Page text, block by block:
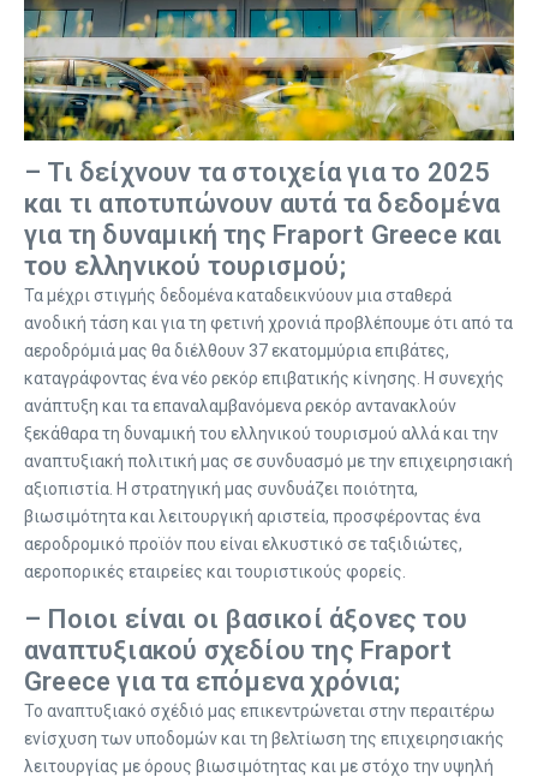
– Τι δείχνουν τα στοιχεία για το 2025
και τι αποτυπώνουν αυτά τα δεδομένα
για τη δυναμική της Fraport Greece και
του ελληνικού τουρισμού;
Τα μέχρι στιγμής δεδομένα καταδεικνύουν μια σταθερά
ανοδική τάση και για τη φετινή χρονιά προβλέπουμε ότι από τα
αεροδρόμιά μας θα διέλθουν 37 εκατομμύρια επιβάτες,
καταγράφοντας ένα νέο ρεκόρ επιβατικής κίνησης. Η συνεχής
ανάπτυξη και τα επαναλαμβανόμενα ρεκόρ αντανακλούν
ξεκάθαρα τη δυναμική του ελληνικού τουρισμού αλλά και την
αναπτυξιακή πολιτική μας σε συνδυασμό με την επιχειρησιακή
αξιοπιστία. Η στρατηγική μας συνδυάζει ποιότητα,
βιωσιμότητα και λειτουργική αριστεία, προσφέροντας ένα
αεροδρομικό προϊόν που είναι ελκυστικό σε ταξιδιώτες,
αεροπορικές εταιρείες και τουριστικούς φορείς.
– Ποιοι είναι οι βασικοί άξονες του
αναπτυξιακού σχεδίου της Fraport
Greece για τα επόμενα χρόνια;
Το αναπτυξιακό σχέδιό μας επικεντρώνεται στην περαιτέρω
ενίσχυση των υποδομών και τη βελτίωση της επιχειρησιακής
λειτουργίας με όρους βιωσιμότητας και με στόχο την υψηλή